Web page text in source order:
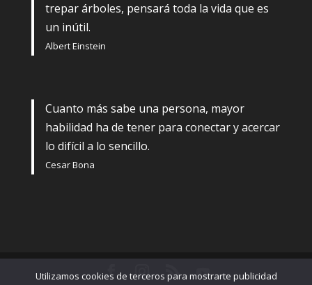
trepar árboles, pensará toda la vida que es
un inútil.
Albert Einstein
Cuanto más sabe una persona, mayor
habilidad ha de tener para conectar y acercar
lo difícil a lo sencillo.
Cesar Bona
Utilizamos cookies de terceros para mostrarte publicidad